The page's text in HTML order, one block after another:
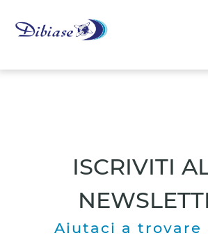
ISCRIVITI
Aiutaci a trovare